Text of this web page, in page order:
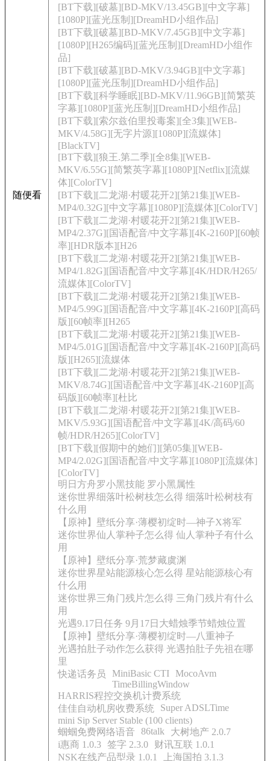
随便看
[BT下载][破墓][BD-MKV/13.45GB][中文字幕]
[1080P][蓝光压制][DreamHD小组作品]
[BT下载][破墓][BD-MKV/7.45GB][中文字幕]
[1080P][H265编码][蓝光压制][DreamHD小组作
品]
[BT下载][破墓][BD-MKV/3.94GB][中文字幕]
[1080P][蓝光压制][DreamHD小组作品]
[BT下载][科学睡眠][BD-MKV/11.96GB][简繁英
字幕][1080P][蓝光压制][DreamHD小组作品]
[BT下载][索尔兹伯里投毒案][全3集][WEB-
MKV/4.58G][无字片源][1080P][流媒体]
[BlackTV]
[BT下载][狼王.第二季][全8集][WEB-
MKV/6.55G][简繁英字幕][1080P][Netflix][流媒
体][ColorTV]
[BT下载][二龙湖·村暖花开2][第21集][WEB-
MP4/0.32G][中文字幕][1080P][流媒体][ColorTV]
[BT下载][二龙湖·村暖花开2][第21集][WEB-
MP4/2.37G][国语配音/中文字幕][4K-2160P][60帧
率][HDR版本][H26
[BT下载][二龙湖·村暖花开2][第21集][WEB-
MP4/1.82G][国语配音/中文字幕][4K/HDR/H265/
流媒体][ColorTV]
[BT下载][二龙湖·村暖花开2][第21集][WEB-
MP4/5.99G][国语配音/中文字幕][4K-2160P][高码
版][60帧率][H265
[BT下载][二龙湖·村暖花开2][第21集][WEB-
MP4/5.01G][国语配音/中文字幕][4K-2160P][高码
版][H265][流媒体
[BT下载][二龙湖·村暖花开2][第21集][WEB-
MKV/8.74G][国语配音/中文字幕][4K-2160P][高
码版][60帧率][杜比
[BT下载][二龙湖·村暖花开2][第21集][WEB-
MKV/5.93G][国语配音/中文字幕][4K/高码/60
帧/HDR/H265][ColorTV]
[BT下载][假期中的她们][第05集][WEB-
MP4/2.02G][国语配音/中文字幕][1080P][流媒体]
[ColorTV]
明日方舟罗小黑技能 罗小黑属性
迷你世界细落叶松树枝怎么得 细落叶松树枝有
什么用
【原神】壁纸分享·薄樱初绽时—神子X将军
迷你世界仙人掌种子怎么得 仙人掌种子有什么
用
【原神】壁纸分享·荒梦藏虞渊
迷你世界星站能源核心怎么得 星站能源核心有
什么用
迷你世界三角门残片怎么得 三角门残片有什么
用
光遇9.17日任务 9月17日大蜡烛季节蜡烛位置
【原神】壁纸分享·薄樱初绽时—八重神子
光遇拍肚子动作怎么获得 光遇拍肚子先祖在哪
里
快递话务员
MiniBasic CTI
MocoAvm
TimeBillingWindow
HARRIS程控交换机计费系统
佳佳自动机房收费系统
Super ADSLTime
mini Sip Server Stable (100 clients)
蝈蝈免费网络语音
86talk
大树地产 2.0.7
i惠商 1.0.3
签字 2.3.0
财讯互联 1.0.1
NSK在线产品型录 1.0.1
上海国拍 3.1.3